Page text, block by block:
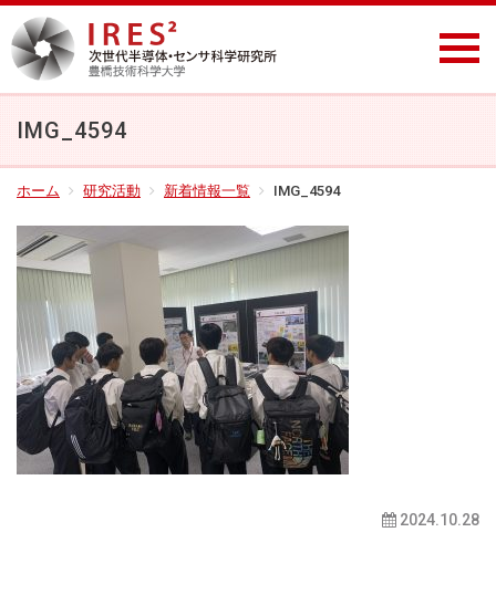
IMG_4594
ホーム 研究活動 新着情報一覧 IMG_4594
2024.10.28